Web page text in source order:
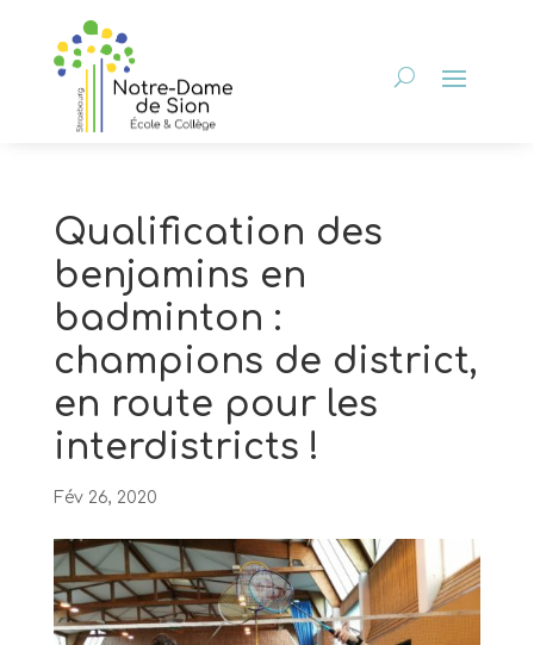
Qualification des
benjamins en
badminton :
champions de district,
en route pour les
interdistricts !
Fév 26, 2020